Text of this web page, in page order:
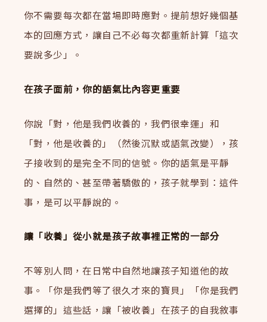
你不需要每次都在當場即時應對。提前想好幾個基
本的回應方式，讓自己不必每次都重新計算「這次
要說多少」。
在孩子面前，你的語氣比內容更重要
你說「對，他是我們收養的，我們很幸運」和
「對，他是收養的」（然後沉默或語氣改變），孩
子接收到的是完全不同的信號。你的語氣是平靜
的、自然的、甚至帶著驕傲的，孩子就學到：這件
事，是可以平靜說的。
讓「收養」從小就是孩子故事裡正常的一部分
不等別人問，在日常中自然地讓孩子知道他的故
事。「你是我們等了很久才來的寶貝」「你是我們
選擇的」這些話，讓「被收養」在孩子的自我敘事